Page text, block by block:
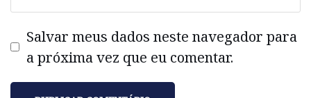
Salvar meus dados neste navegador para
a próxima vez que eu comentar.